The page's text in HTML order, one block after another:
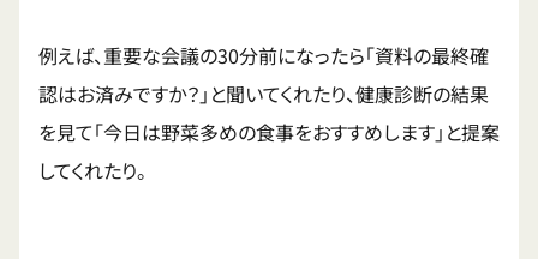
例えば、重要な会議の30分前になったら「資料の最終確
認はお済みですか？」と聞いてくれたり、健康診断の結果
を見て「今日は野菜多めの食事をおすすめします」と提案
してくれたり。